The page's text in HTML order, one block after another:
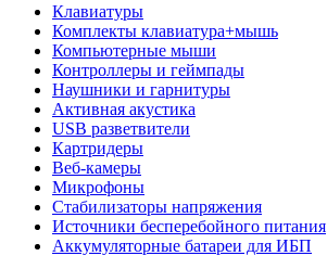
Клавиатуры
Комплекты клавиатура+мышь
Компьютерные мыши
Контроллеры и геймпады
Наушники и гарнитуры
Активная акустика
USB разветвители
Картридеры
Веб-камеры
Микрофоны
Стабилизаторы напряжения
Источники бесперебойного питания
Аккумуляторные батареи для ИБП